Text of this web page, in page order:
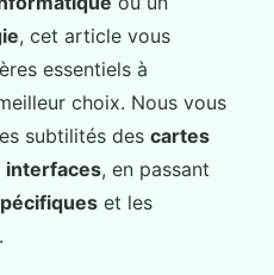
, cet article vous
essentiels à
choix. Nous vous
subtilités des cartes
interfaces, en passant
et les
.